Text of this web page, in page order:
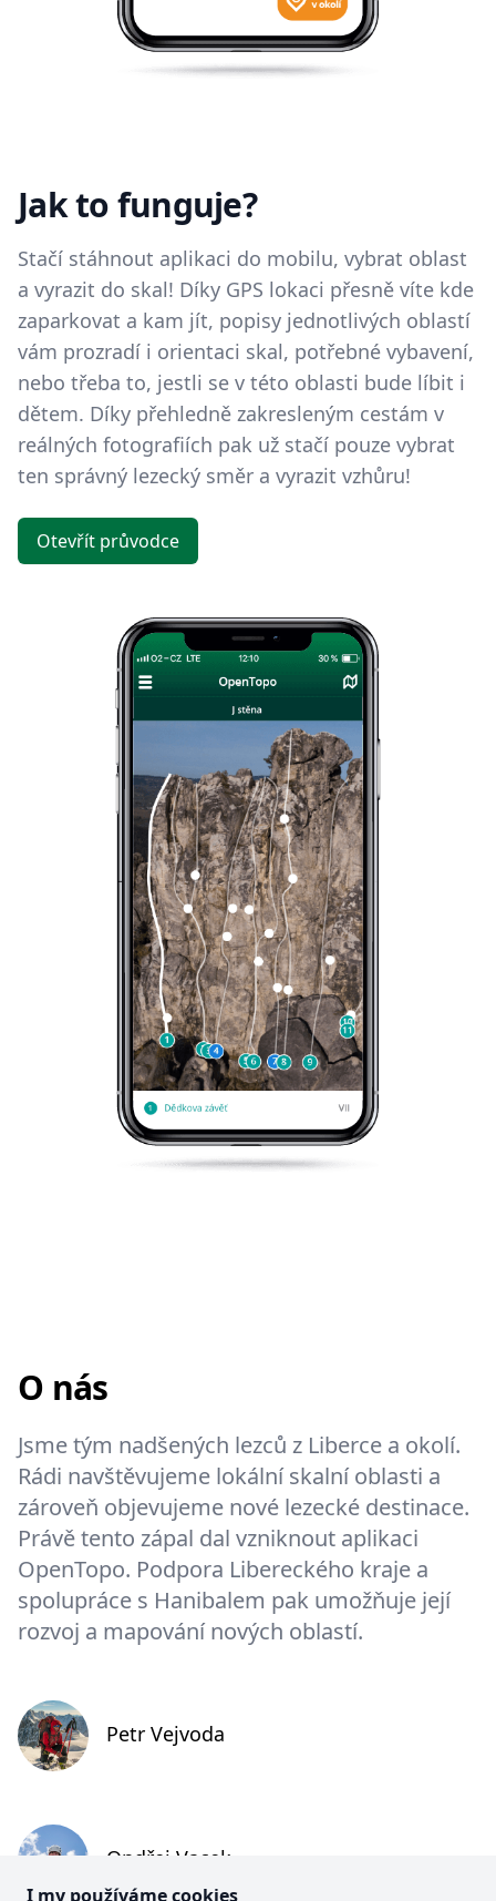
Jak to funguje?
Stačí stáhnout aplikaci do mobilu, vybrat oblast
a vyrazit do skal! Díky GPS lokaci přesně víte kde
zaparkovat a kam jít, popisy jednotlivých oblastí
vám prozradí i orientaci skal, potřebné vybavení,
nebo třeba to, jestli se v této oblasti bude líbit i
dětem. Díky přehledně zakresleným cestám v
reálných fotografiích pak už stačí pouze vybrat
ten správný lezecký směr a vyrazit vzhůru!
Otevřít průvodce
O nás
Jsme tým nadšených lezců z Liberce a okolí.
Rádi navštěvujeme lokální skalní oblasti a
zároveň objevujeme nové lezecké destinace.
Právě tento zápal dal vzniknout aplikaci
OpenTopo. Podpora Libereckého kraje a
spolupráce s Hanibalem pak umožňuje její
rozvoj a mapování nových oblastí.
Petr Vejvoda
Ondřej Vacek
I my používáme cookies